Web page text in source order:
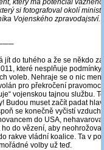
si fotografoval okolí
Vojenského zpravodajství.
jít do tuhého a že se někdo
které nesplňuje podmínky
voleb. Nehraje se o nic
pro překročení
vojenskou tajnou službu.
Budou muset začít padat
se konečně vyčistí
do USA,
do vězení, aby
rakve vládní koalice. Ta v
volby už teď.